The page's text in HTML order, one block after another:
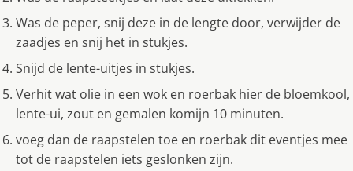
Was de peper, snij deze in de lengte door, verwijder de
zaadjes en snij het in stukjes.
Snijd de lente-uitjes in stukjes.
Verhit wat olie in een wok en roerbak hier de bloemkool,
lente-ui, zout en gemalen komijn 10 minuten.
voeg dan de raapstelen toe en roerbak dit eventjes mee
tot de raapstelen iets geslonken zijn.